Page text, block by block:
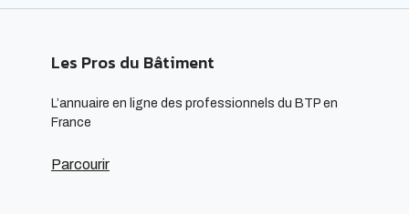
Les Pros du Bâtiment
L’annuaire en ligne des professionnels du BTP en
France
Parcourir